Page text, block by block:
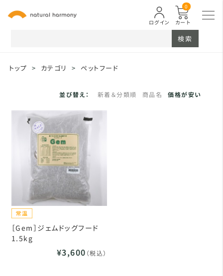
カート
0
ログイン
検索
トップ > カテゴリ > ペットフード
並び替え： 新着＆分類順 商品名 価格が安い
［Gem］ジェムドッグフード
1.5kg
¥3,600 （税込）